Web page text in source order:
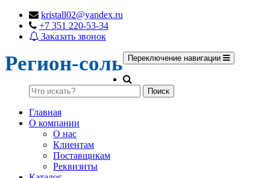
kristall02@yandex.ru
+7 351 220-53-34
Заказать звонок
Регион-соль Переключение навигации
Поиск
Главная
О компании
О нас
Клиентам
Поставщикам
Реквизиты